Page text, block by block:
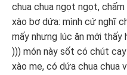
chua chua ngọt ngọt, chấm
xào bơ dứa: mình cứ nghĩ
mấy nhưng lúc ăn mới thấy
))) món này sốt có chút
xào me, có dứa chua chua